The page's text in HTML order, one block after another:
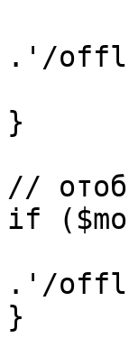
.'/
}
//
if
.'/
}